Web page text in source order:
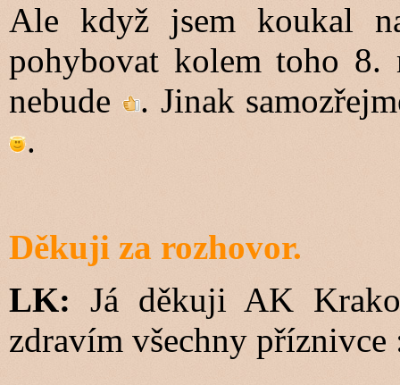
Ale když jsem koukal
pohybovat kolem toho
nebude
. Jinak
.
Děkuji za rozhovor.
LK: Já děkuji AK
zdravím všechny příznivce